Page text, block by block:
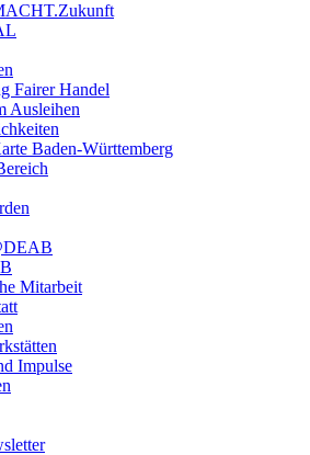
Fairer Handel
Ausleihen
Baden-Württemberg
Mitarbeit
Impulse